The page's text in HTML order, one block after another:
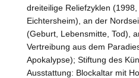
dreiteilige Reliefzyklen (1998,
Eichtersheim), an der
(Geburt, Lebensmitte, Tod),
Vertreibung aus dem
Apokalypse); Stiftung des
Ausstattung: Blockaltar mit